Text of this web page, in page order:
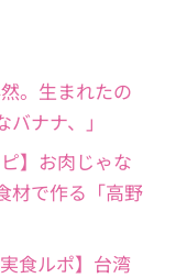
。生まれたの
ナナ、」
】お肉じゃな
材で作る「高野
食ルポ】台湾